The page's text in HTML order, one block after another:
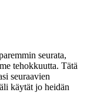
seurata,
tehokkuutta. Tätä
seuraavien
käytät jo heidän